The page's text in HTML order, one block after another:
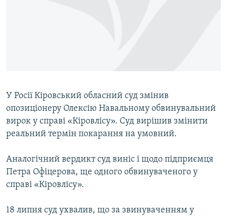
Усі сайти RFE/RL
У Росії Кіровський обласний суд змінив
опозиціонеру Олексію Навальному обвинувальний
вирок у справі «Кіровлісу». Суд вирішив змінити
реальний термін покарання на умовний.
Аналогічний вердикт суд виніс і щодо підприємця
Петра Офіцерова, ще одного обвинуваченого у
справі «Кіровлісу».
18 липня суд ухвалив, що за звинуваченням у